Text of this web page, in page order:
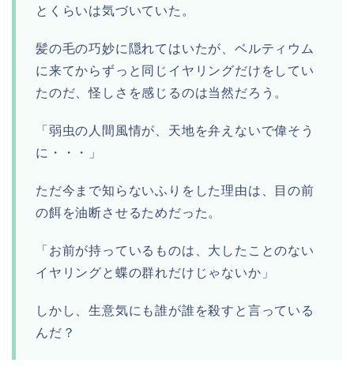
とくらいは気づいていた。
髪の毛の巧妙に隠れてはいたが、ベルティウム
に来てからずっと同じイヤリングだけをしてい
たのだ、怪しさを感じるのは当然だろう。
「弱虫の人間風情が、天地を弁えないで偉そう
に・・・」
ただ今まで知らないふりをした理由は、目の前
の餌を油断させるためだった。
「お前が持っているものは、大したことのない
イヤリングと蝶の群れだけじゃないか」
しかし、生意気にも誰が誰を殺すと言っている
んだ？